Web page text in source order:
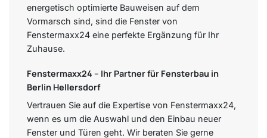
energetisch optimierte Bauweisen auf dem
Vormarsch sind, sind die Fenster von
Fenstermaxx24 eine perfekte Ergänzung für Ihr
Zuhause.
Fenstermaxx24 – Ihr Partner für Fensterbau in
Berlin Hellersdorf
Vertrauen Sie auf die Expertise von Fenstermaxx24,
wenn es um die Auswahl und den Einbau neuer
Fenster und Türen geht. Wir beraten Sie gerne